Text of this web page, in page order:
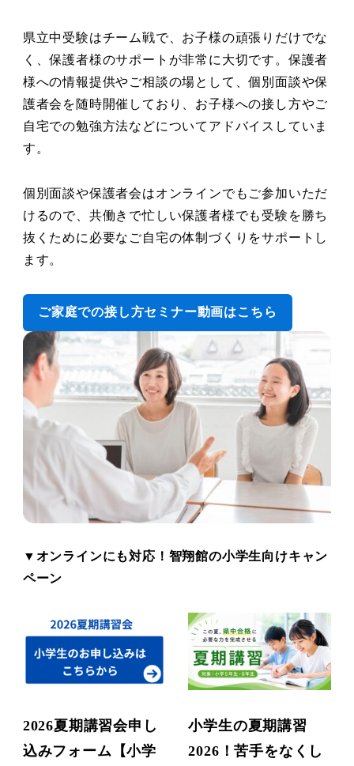
県立中受験はチーム戦で、お子様の頑張りだけでな
く、保護者様のサポートが非常に大切です。保護者
様への情報提供やご相談の場として、個別面談や保
護者会を随時開催しており、お子様への接し方やご
自宅での勉強方法などについてアドバイスしていま
す。
個別面談や保護者会はオンラインでもご参加いただ
けるので、共働きで忙しい保護者様でも受験を勝ち
抜くために必要なご自宅の体制づくりをサポートし
ます。
ご家庭での接し方セミナー動画はこちら
▼オンラインにも対応！智翔館の小学生向けキャン
ペーン
2026夏期講習会申し
込みフォーム【小学
小学生の夏期講習
2026！苦手をなくし